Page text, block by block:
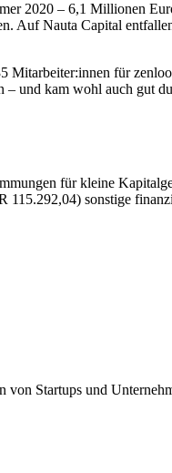
2020 – 6,1 Millionen
Auf Nauta Capital
für
und kam wohl auch gut
für kleine
sonstige
von Startups und